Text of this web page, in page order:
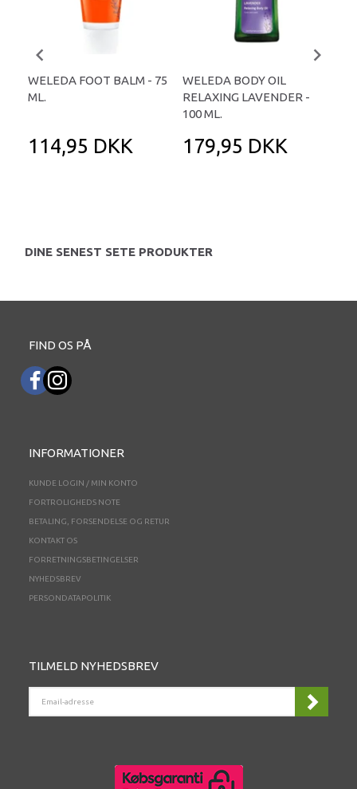
WELEDA FOOT BALM - 75
ML.
114,95 DKK
WELEDA BODY OIL
RELAXING LAVENDER -
100 ML.
179,95 DKK
DINE SENEST SETE PRODUKTER
FIND OS PÅ
INFORMATIONER
KUNDE LOGIN / MIN KONTO
FORTROLIGHEDS NOTE
BETALING, FORSENDELSE OG RETUR
KONTAKT OS
FORRETNINGSBETINGELSER
NYHEDSBREV
PERSONDATAPOLITIK
TILMELD NYHEDSBREV
ADRESSE